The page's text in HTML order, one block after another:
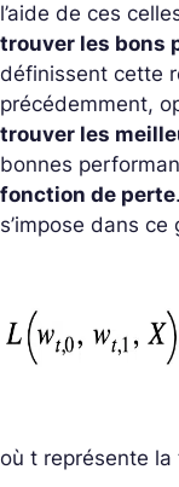
l’aide de ces
trouver les bons
définissent cette
précédemment,
trouver les
bonnes
fonction de perte
s’impose dans
où t représente la